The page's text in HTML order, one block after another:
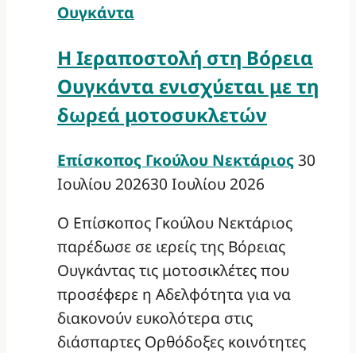
Ουγκάντα
Η Ιεραποστολή στη Βόρεια
Ουγκάντα ενισχύεται με τη
δωρεά μοτοσυκλετών
Επίσκοπος Γκούλου Νεκτάριος 30
Ιουλίου 202630 Ιουλίου 2026
Ο Επίσκοπος Γκούλου Νεκτάριος
παρέδωσε σε ιερείς της Βόρειας
Ουγκάντας τις μοτοσικλέτες που
προσέφερε η Αδελφότητα για να
διακονούν ευκολότερα στις
διάσπαρτες Ορθόδοξες κοινότητες